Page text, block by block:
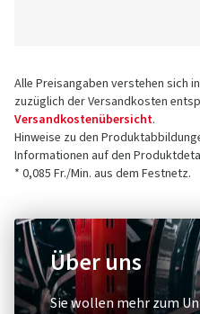
Alle Preisangaben verstehen sich
zuzüglich der Versandkosten
Versandkostenübersicht.
Hinweise zu den
Informationen auf den
* 0,085 Fr./Min. aus dem Festnetz.
Über uns
Sie wollen mehr zum